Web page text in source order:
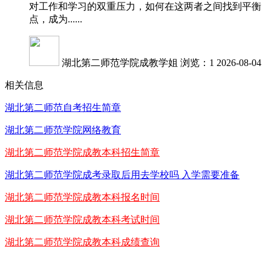
对工作和学习的双重压力，如何在这两者之间找到平衡
点，成为......
湖北第二师范学院成教学姐 浏览：1 2026-08-04
相关信息
湖北第二师范自考招生简章
湖北第二师范学院网络教育
湖北第二师范学院成教本科招生简章
湖北第二师范学院成考录取后用去学校吗 入学需要准备
湖北第二师范学院成教本科报名时间
湖北第二师范学院成教本科考试时间
湖北第二师范学院成教本科成绩查询